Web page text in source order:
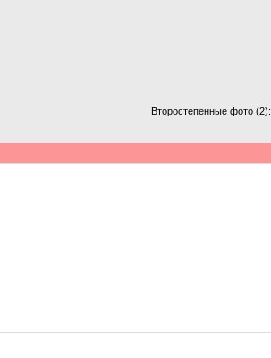
Второстепенные фото (2):